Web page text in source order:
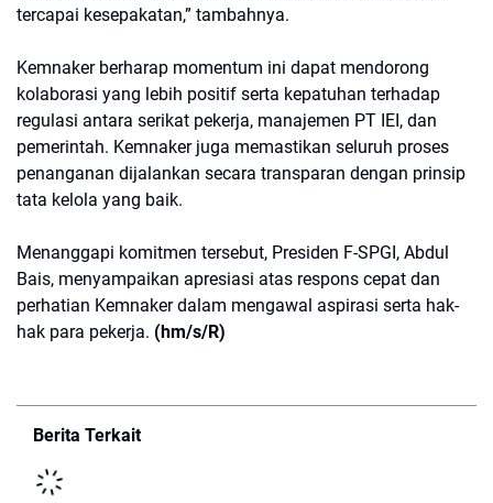
tercapai kesepakatan,” tambahnya.
Kemnaker berharap momentum ini dapat mendorong
kolaborasi yang lebih positif serta kepatuhan terhadap
regulasi antara serikat pekerja, manajemen PT IEI, dan
pemerintah. Kemnaker juga memastikan seluruh proses
penanganan dijalankan secara transparan dengan prinsip
tata kelola yang baik.
Menanggapi komitmen tersebut, Presiden F-SPGI, Abdul
Bais, menyampaikan apresiasi atas respons cepat dan
perhatian Kemnaker dalam mengawal aspirasi serta hak-
hak para pekerja. (hm/s/R)
Berita Terkait